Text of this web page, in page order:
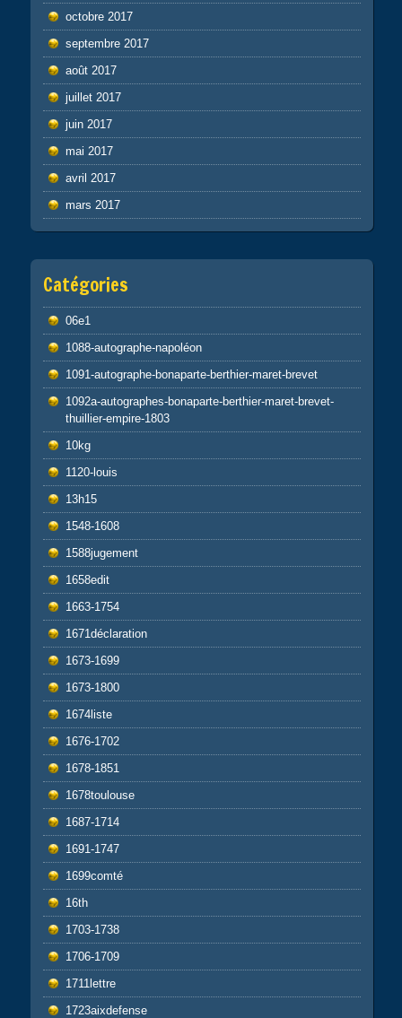
octobre 2017
septembre 2017
août 2017
juillet 2017
juin 2017
mai 2017
avril 2017
mars 2017
Catégories
06e1
1088-autographe-napoléon
1091-autographe-bonaparte-berthier-maret-brevet
1092a-autographes-bonaparte-berthier-maret-brevet-
thuillier-empire-1803
10kg
1120-louis
13h15
1548-1608
1588jugement
1658edit
1663-1754
1671déclaration
1673-1699
1673-1800
1674liste
1676-1702
1678-1851
1678toulouse
1687-1714
1691-1747
1699comté
16th
1703-1738
1706-1709
1711lettre
1723aixdefense